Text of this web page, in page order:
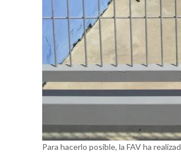
Para hacerlo posible, la FAV ha